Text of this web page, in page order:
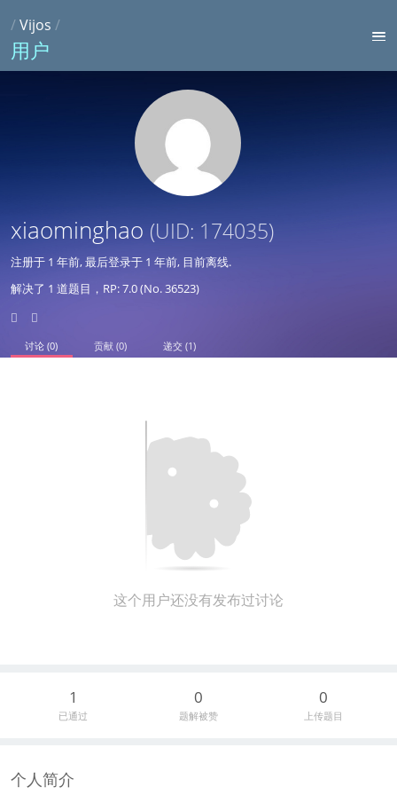
/Vijos /
用户
xiaominghao (UID: 174035)
注册于 1 年前, 最后登录于 1 年前, 目前离线.
解决了 1 道题目，RP: 7.0 (No. 36523)
讨论 (0) 贡献 (0) 递交 (1)
这个用户还没有发布过讨论
1
已通过
0
题解被赞
0
上传题目
个人简介